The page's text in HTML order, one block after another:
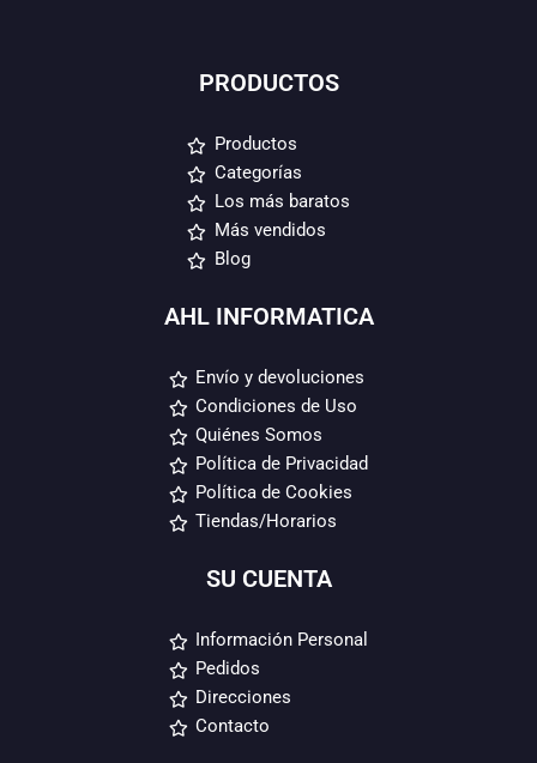
PRODUCTOS
Productos
Categorías
Los más baratos
Más vendidos
Blog
AHL INFORMATICA
Envío y devoluciones
Condiciones de Uso
Quiénes Somos
Política de Privacidad
Política de Cookies
Tiendas/Horarios
SU CUENTA
Información Personal
Pedidos
Direcciones
Contacto